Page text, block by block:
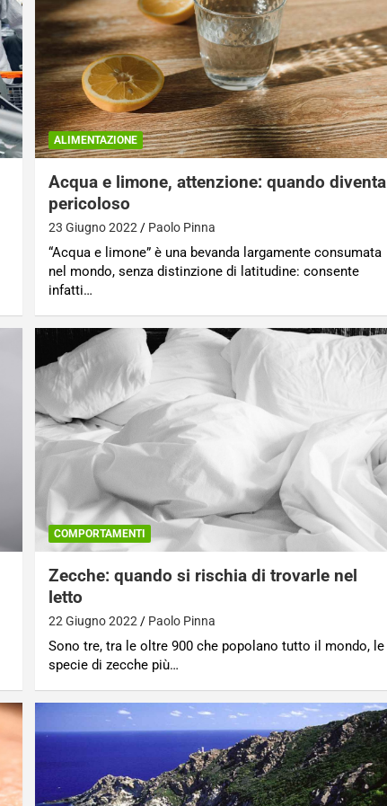
ALIMENTAZIONE
Acqua e limone, attenzione: quando diventa
pericoloso
23 Giugno 2022 Paolo Pinna
“Acqua e limone” è una bevanda largamente consumata
nel mondo, senza distinzione di latitudine: consente
infatti…
COMPORTAMENTI
Zecche: quando si rischia di trovarle nel
letto
22 Giugno 2022 Paolo Pinna
Sono tre, tra le oltre 900 che popolano tutto il mondo, le
specie di zecche più…